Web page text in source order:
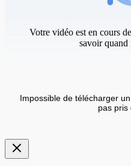
Votre vidéo est en cours
savoir quand
Impossible de télécharger
pas pris